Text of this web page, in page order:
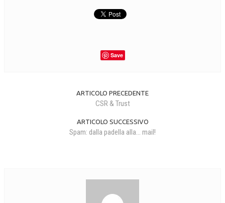
CFC E PARADISI FISCALI
Save
ARTICOLO PRECEDENTE
CSR & Trust
ARTICOLO SUCCESSIVO
Spam: dalla padella alla... mail!